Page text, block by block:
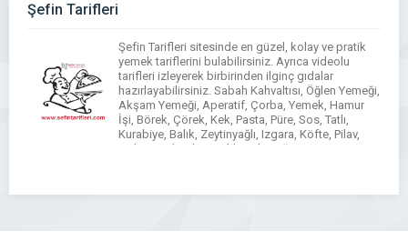
Şefin Tarifleri
Şefin Tarifleri sitesinde en güzel, kolay ve pratik
yemek tariflerini bulabilirsiniz. Ayrıca videolu
tarifleri izleyerek birbirinden ilginç gıdalar
hazırlayabilirsiniz. Sabah Kahvaltısı, Öğlen Yemeği,
Akşam Yemeği, Aperatif, Çorba, Yemek, Hamur
İşi, Börek, Çörek, Kek, Pasta, Püre, Sos, Tatlı,
Kurabiye, Balık, Zeytinyağlı, Izgara, Köfte, Pilav,
Dolma, Sebzeli, Tavukle, Etli, Poğaça, Meze, Püre